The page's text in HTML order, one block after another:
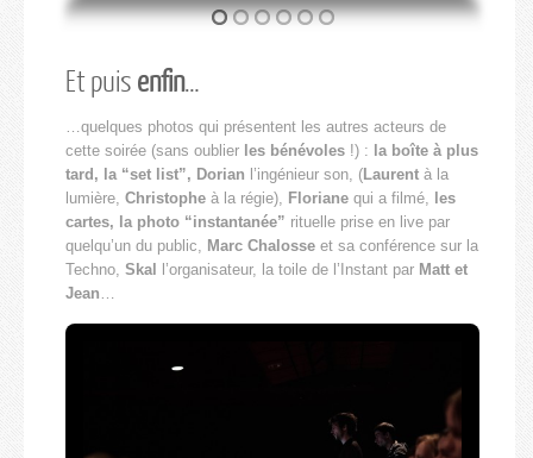
Et puis enfin…
…quelques photos qui présentent les autres acteurs de
cette soirée (sans oublier les bénévoles !) : la boîte à plus
tard, la “set list”, Dorian l’ingénieur son, (Laurent à la
lumière, Christophe à la régie), Floriane qui a filmé, les
cartes, la photo “instantanée” rituelle prise en live par
quelqu’un du public, Marc Chalosse et sa conférence sur la
Techno, Skal l’organisateur, la toile de l’Instant par Matt et
Jean